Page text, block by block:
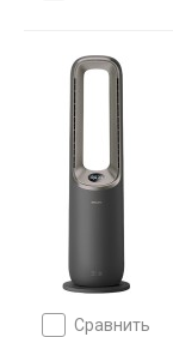
сравнить